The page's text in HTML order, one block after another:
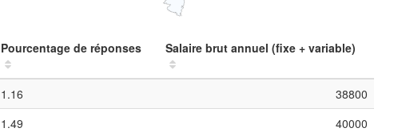
Pourcentage de réponses Salaire brut annuel (fixe + variable)
1.16
38800
1.49
40000